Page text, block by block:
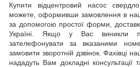
Купити відцентровий насос
можете, оформивши замовлення в
за допомогою простої форми,
Україні. Якщо у Вас виникли
зателефонувати за вказаними
замовити зворотній дзвінок. Фахівці
нададуть Вам докладні консультації